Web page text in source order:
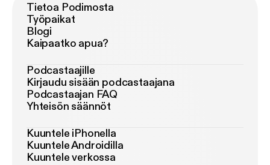
Tietoa Podimosta
Työpaikat
Blogi
Kaipaatko apua?
Podcastaajille
Kirjaudu sisään podcastaajana
Podcastaajan FAQ
Yhteisön säännöt
Kuuntele iPhonella
Kuuntele Androidilla
Kuuntele verkossa